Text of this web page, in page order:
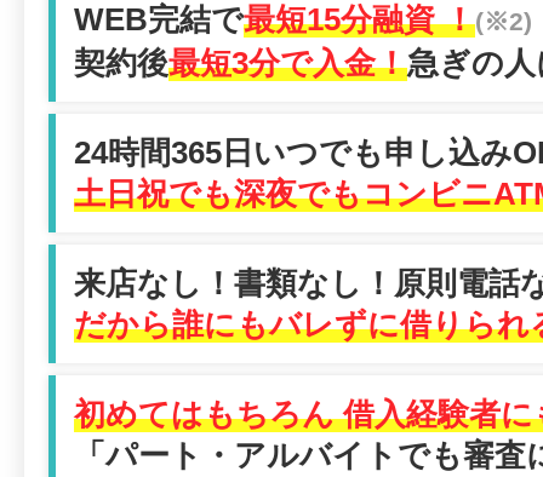
WEB完結で最短15分融資 ！(※2)
契約後最短3分で入金！急ぎの
24時間365日いつでも申し込み
土日祝でも深夜でもコンビニ
来店なし！書類なし！原則電話
だから誰にもバレずに借りられ
初めてはもちろん 借入経験者に
「パート・アルバイトでも審